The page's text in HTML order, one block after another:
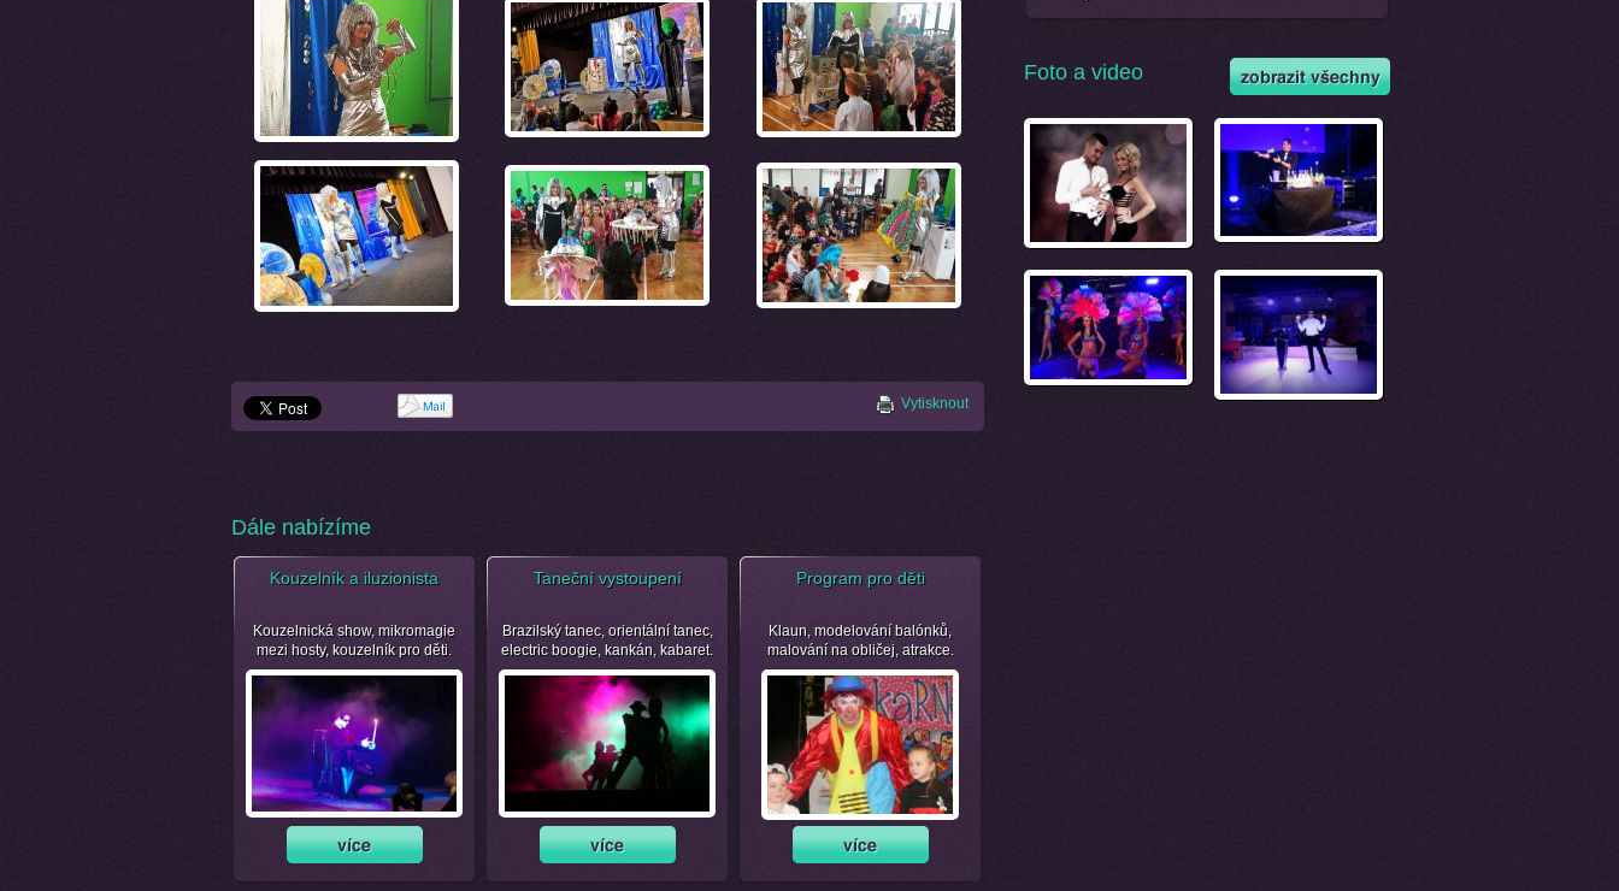
Vytisknout
Dále nabízíme
Kouzelník a iluzionista
Kouzelnická show, mikromagie
mezi hosty, kouzelník pro děti.
Taneční vystoupení
Brazilský tanec, orientální tanec,
electric boogie, kankán, kabaret.
Program pro děti
Klaun, modelování balónků,
malování na obličej, atrakce.
Foto a video